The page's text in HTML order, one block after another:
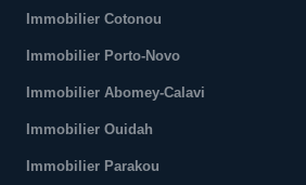
Immobilier Cotonou
Immobilier Porto-Novo
Immobilier Abomey-Calavi
Immobilier Ouidah
Immobilier Parakou